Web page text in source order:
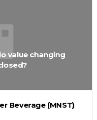
value changing
Beverage (MNST)